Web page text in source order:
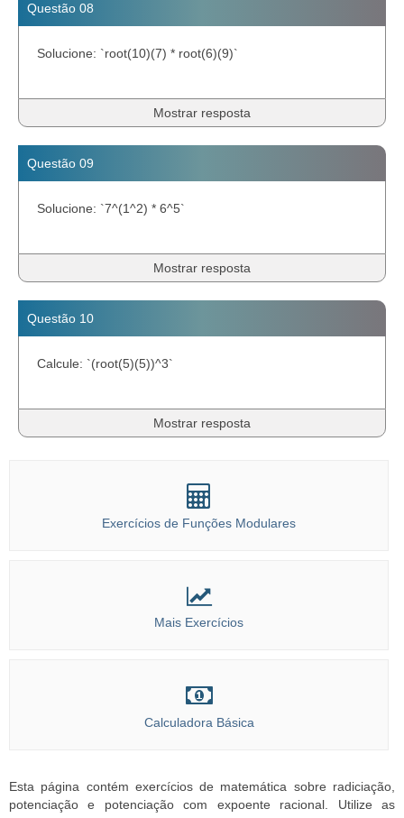
Questão 08
Solucione: `root(10)(7) * root(6)(9)`
Mostrar resposta
Questão 09
Solucione: `7^(1^2) * 6^5`
Mostrar resposta
Questão 10
Calcule: `(root(5)(5))^3`
Mostrar resposta
Exercícios de Funções Modulares
Mais Exercícios
Calculadora Básica
Esta página contém exercícios de matemática sobre radiciação,
potenciação e potenciação com expoente racional. Utilize as